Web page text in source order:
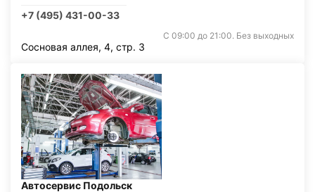
+7 (495) 431-00-33
С 09:00 до 21:00. Без выходных
Сосновая аллея, 4, стр. 3
Автосервис Подольск